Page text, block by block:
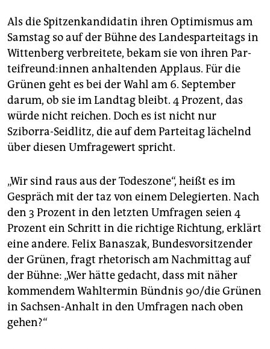
Als die Spitzenkandidatin ihren Optimismus am
Samstag so auf der Bühne des Landesparteitags in
Wittenberg verbreitete, bekam sie von ihren Par­
tei­freun­d:in­nen anhaltenden Applaus. Für die
Grünen geht es bei der Wahl am 6. September
darum, ob sie im Landtag bleibt. 4 Prozent, das
würde nicht reichen. Doch es ist nicht nur
Sziborra-Seidlitz, die auf dem Parteitag lächelnd
über diesen Umfragewert spricht.
„Wir sind raus aus der Todeszone“, heißt es im
Gespräch mit der taz von einem Delegierten. Nach
den 3 Prozent in den letzten Umfragen seien 4
Prozent ein Schritt in die richtige Richtung, erklärt
eine andere. Felix Banaszak, Bundesvorsitzender
der Grünen, fragt rhetorisch am Nachmittag auf
der Bühne: „Wer hätte gedacht, dass mit näher
kommendem Wahltermin Bündnis 90/die Grünen
in Sachsen-Anhalt in den Umfragen nach oben
gehen?“